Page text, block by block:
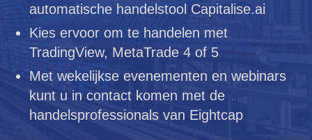
automatische handelstool Capitalise.ai
Kies ervoor om te handelen met
TradingView, MetaTrade 4 of 5
Met wekelijkse evenementen en webinars
kunt u in contact komen met de
handelsprofessionals van Eightcap